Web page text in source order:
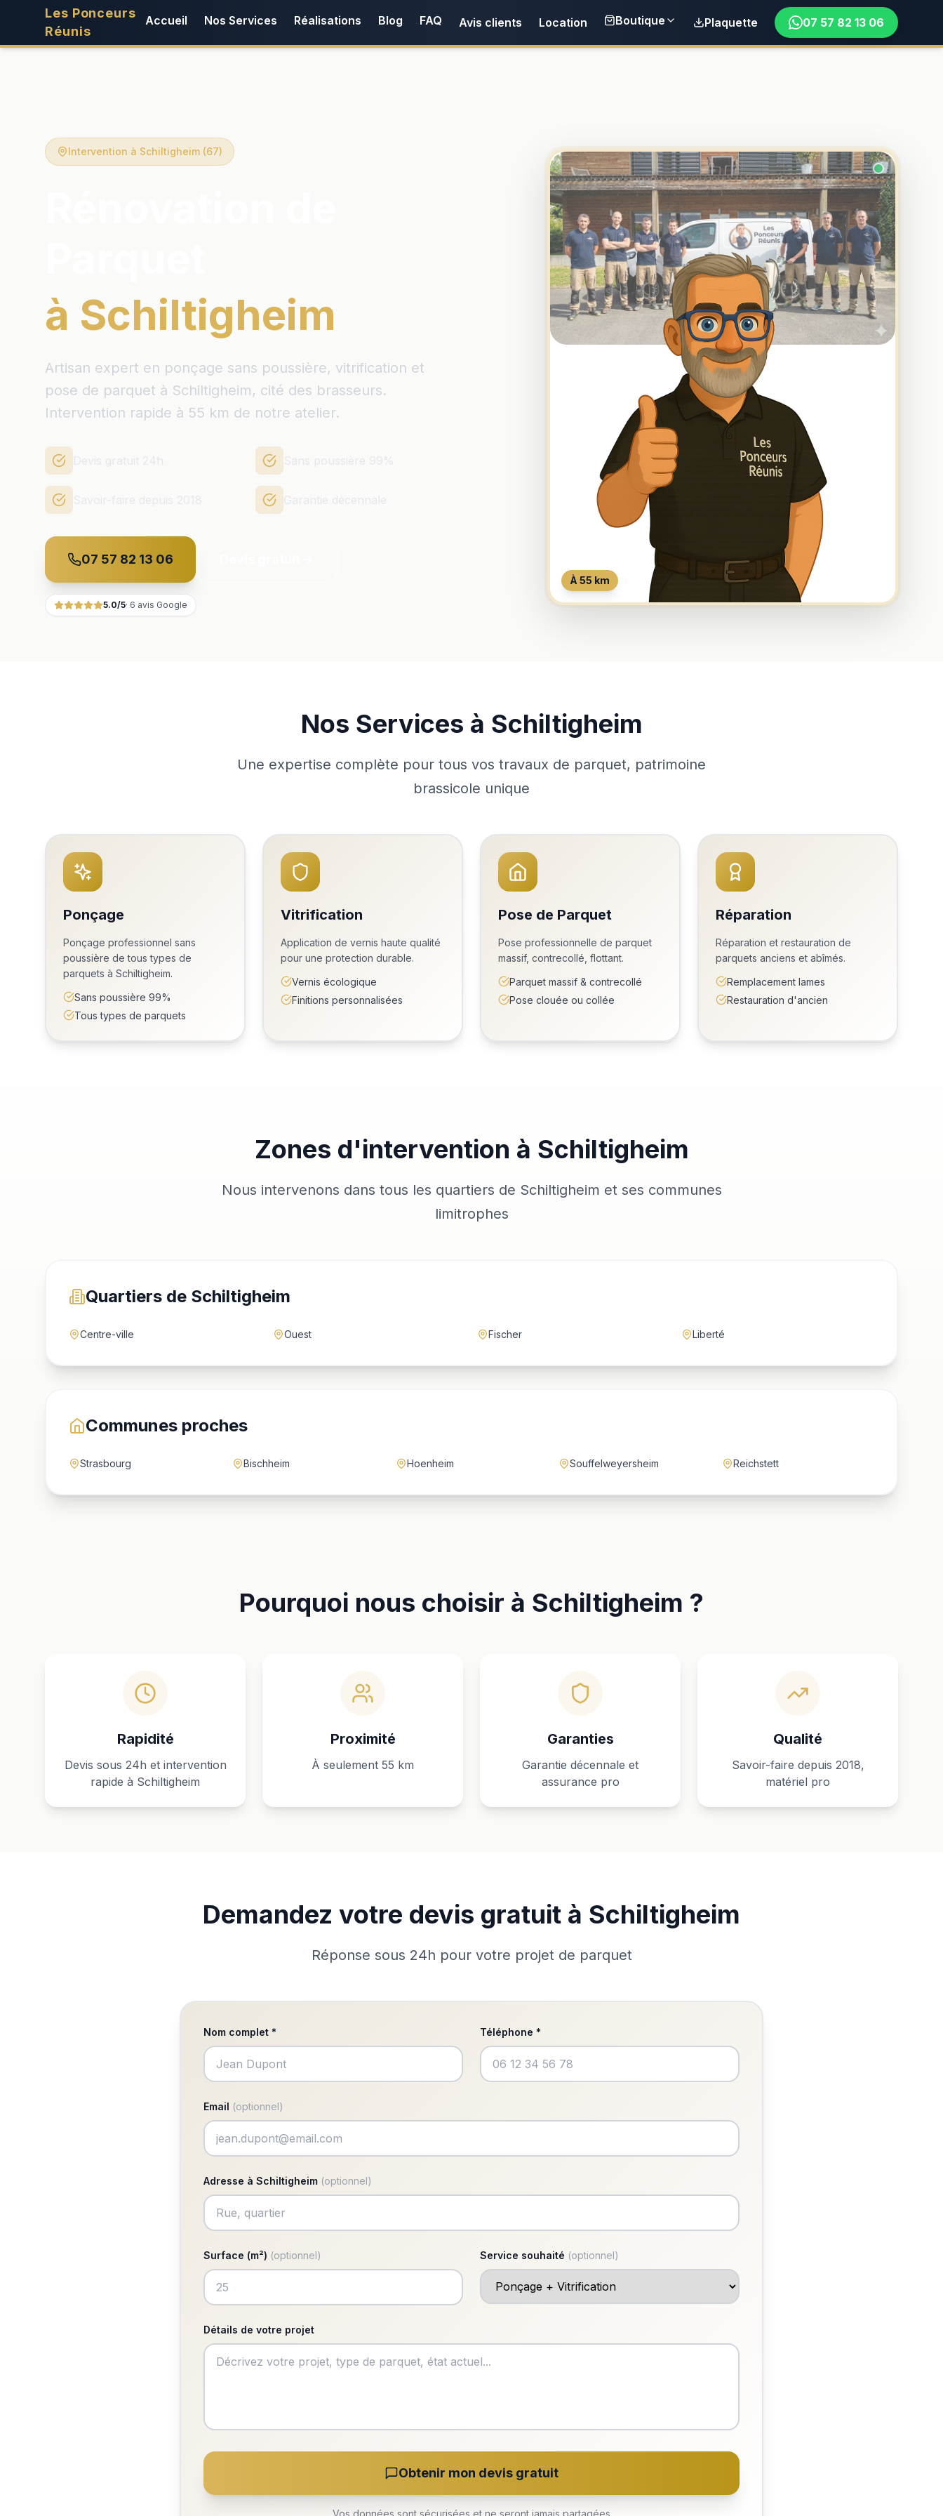
Les Ponceurs
Réunis
Accueil Nos Services Réalisations Blog FAQ Avis clients Location Boutique Plaquette 07 57 82 13 06
Intervention à Schiltigheim (67)
à Schiltigheim
Artisan expert en ponçage sans poussière, vitrification et
pose de parquet à Schiltigheim, cité des brasseurs.
Intervention rapide à 55 km de notre atelier.
07 57 82 13 06
5.0/5· 6 avis Google
À 55 km
Nos Services à Schiltigheim
Une expertise complète pour tous vos travaux de parquet, patrimoine
brassicole unique
Ponçage
Ponçage professionnel sans
poussière de tous types de
parquets à Schiltigheim.
Sans poussière 99%
Tous types de parquets
Vitrification
Application de vernis haute qualité
pour une protection durable.
Vernis écologique
Finitions personnalisées
Pose de Parquet
Pose professionnelle de parquet
massif, contrecollé, flottant.
Parquet massif & contrecollé
Pose clouée ou collée
Réparation
Réparation et restauration de
parquets anciens et abîmés.
Remplacement lames
Restauration d'ancien
Zones d'intervention à Schiltigheim
Nous intervenons dans tous les quartiers de Schiltigheim et ses communes
limitrophes
Quartiers de Schiltigheim
Centre-ville Ouest Fischer Liberté
Communes proches
Strasbourg Bischheim Hoenheim Souffelweyersheim Reichstett
Pourquoi nous choisir à Schiltigheim ?
Rapidité
Devis sous 24h et intervention
rapide à Schiltigheim
Proximité
À seulement 55 km
Garanties
Garantie décennale et
assurance pro
Qualité
Savoir-faire depuis 2018,
matériel pro
Demandez votre devis gratuit à Schiltigheim
Réponse sous 24h pour votre projet de parquet
Nom complet * Téléphone *
Email (optionnel)
Adresse à Schiltigheim (optionnel)
Surface (m²) (optionnel) Service souhaité (optionnel)
Détails de votre projet
Obtenir mon devis gratuit
Vos données sont sécurisées et ne seront jamais partagées